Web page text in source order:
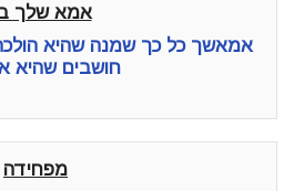
אמא שלך
אמאשך כל כך שמנה שהיא
חושבים שהיא
מפחידה